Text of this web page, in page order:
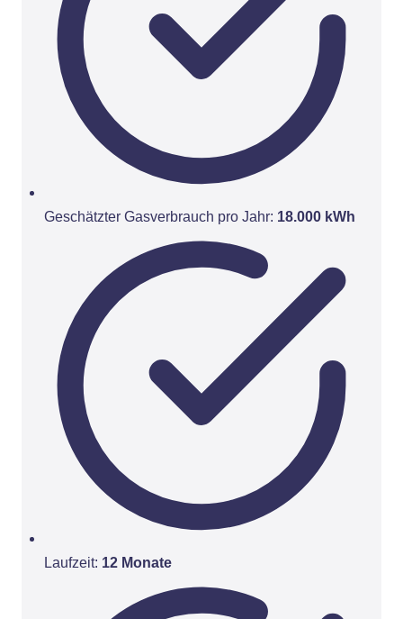
Geschätzter Gasverbrauch pro Jahr: 18.000 kWh
Laufzeit: 12 Monate